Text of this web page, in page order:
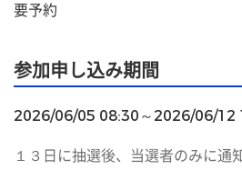
要予約
参加申し込み期間
2026/06/05 08:30～2026/06/12
１３日に抽選後、当選者のみに通